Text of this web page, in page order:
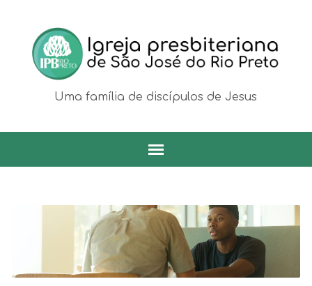
Uma família de discípulos de Jesus